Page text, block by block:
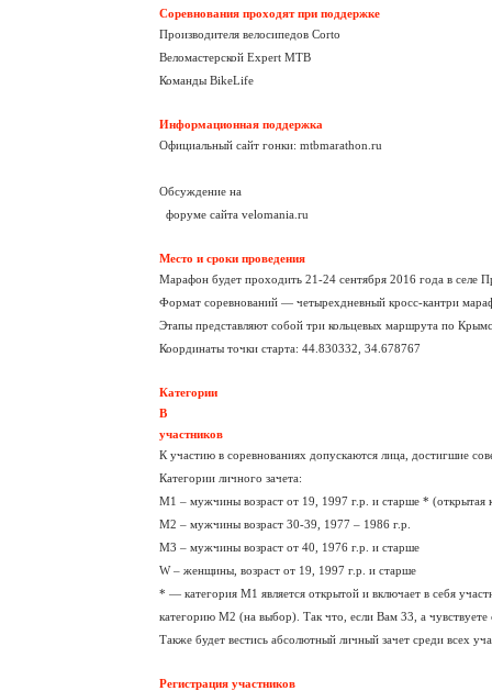
Соревнования проходят при поддержке
Производителя велосипедов Corto
Веломастерской Expert MTB
Команды BikeLifе
Информационная поддержка
Официальный сайт гонки: mtbmarathon.ru
Обсуждение на
форуме сайта velomania.ru
Место и сроки проведения
Марафон будет проходить 21-24 сентября 2016 года в селе
Формат соревнований — четырехдневный кросс-кантри
Этапы представляют собой три кольцевых маршрута по
Координаты точки старта: 44.830332, 34.678767
Категории
В
участников
К участию в соревнованиях допускаются лица, достигшие
Категории личного зачета:
М1 – мужчины возраст от 19, 1997 г.р. и старше * (открытая
М2 – мужчины возраст 30-39, 1977 – 1986 г.р.
М3 – мужчины возраст от 40, 1976 г.р. и старше
W – женщины, возраст от 19, 1997 г.р. и старше
* — категория М1 является открытой и включает в себя
категорию М2 (на выбор). Так что, если Вам 33, а
Также будет вестись абсолютный личный зачет среди всех
Регистрация участников